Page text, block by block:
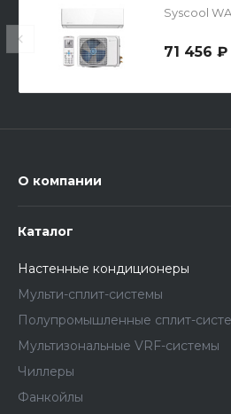
Syscool
71 456 ₽
О компании
Каталог
Настенные кондиционеры
Мульти-сплит-системы
Полупромышленные сплит-
Мультизональные VRF-системы
Чиллеры
Фанкойлы